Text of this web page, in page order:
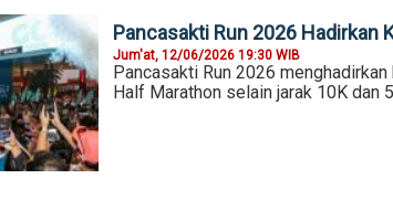
Pancasakti Run 2026 Hadirkan
Jum'at, 12/06/2026 19:30 WIB
Pancasakti Run 2026
Half Marathon selain jarak 10K dan